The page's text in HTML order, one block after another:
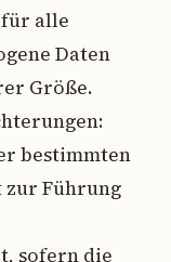
für alle
Daten
Größe.
bestimmten
zur Führung
sofern die